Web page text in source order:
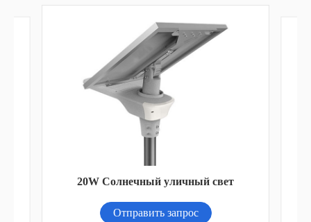
20W Солнечный уличный свет
Отправить запрос